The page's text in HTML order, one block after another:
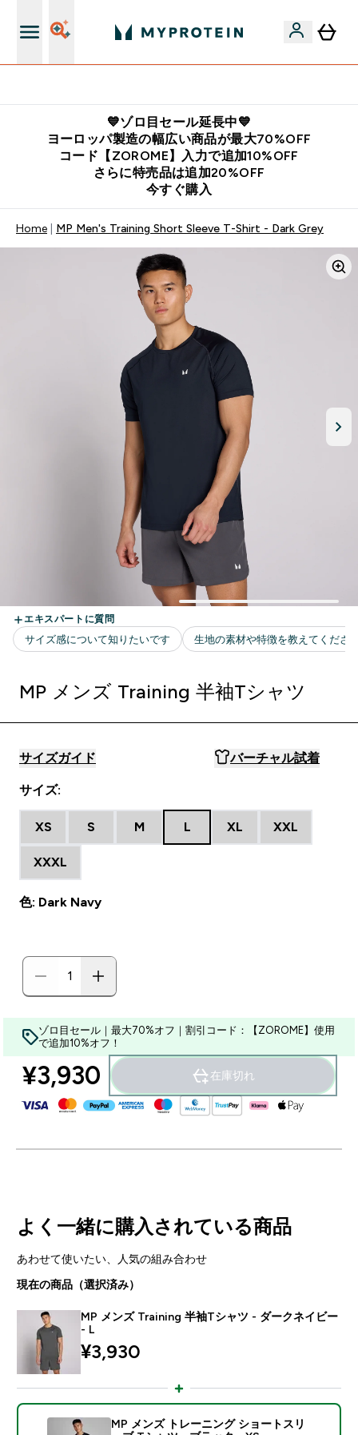
💙ゾロ目セール延長中💙
ヨーロッパ製造の幅広い商品が最大70%OFF
コード【ZOROME】入力で追加10%OFF
さらに特売品は追加20%OFF
今すぐ購入
Home MP Men's Training Short Sleeve T-Shirt - Dark Grey
MP メンズ Training 半袖Tシャツ
サイズガイド バーチャル試着
サイズ:
XS S M L XL XXL
XXXL
色: Dark Navy
ゾロ目セール｜最大70%オフ｜割引コード：【ZOROME】使用
で追加10%オフ！
¥3,930‎ 在庫切れ
よく一緒に購入されている商品
あわせて使いたい、人気の組み合わせ
現在の商品（選択済み）
MP メンズ Training 半袖Tシャツ - ダークネイビー
- L
¥3,930‎
MP メンズ トレーニング ショートスリ